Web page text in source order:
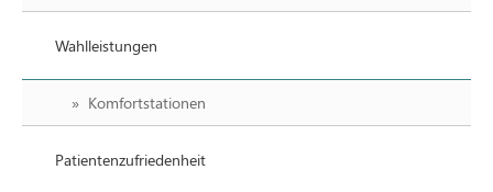
Wahlleistungen
Komfortstationen
Patientenzufriedenheit